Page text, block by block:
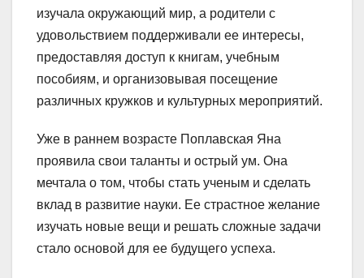
изучала окружающий мир, а родители с
удовольствием поддерживали ее интересы,
предоставляя доступ к книгам, учебным
пособиям, и организовывая посещение
различных кружков и культурных мероприятий.
Уже в раннем возрасте Поплавская Яна
проявила свои таланты и острый ум. Она
мечтала о том, чтобы стать ученым и сделать
вклад в развитие науки. Ее страстное желание
изучать новые вещи и решать сложные задачи
стало основой для ее будущего успеха.